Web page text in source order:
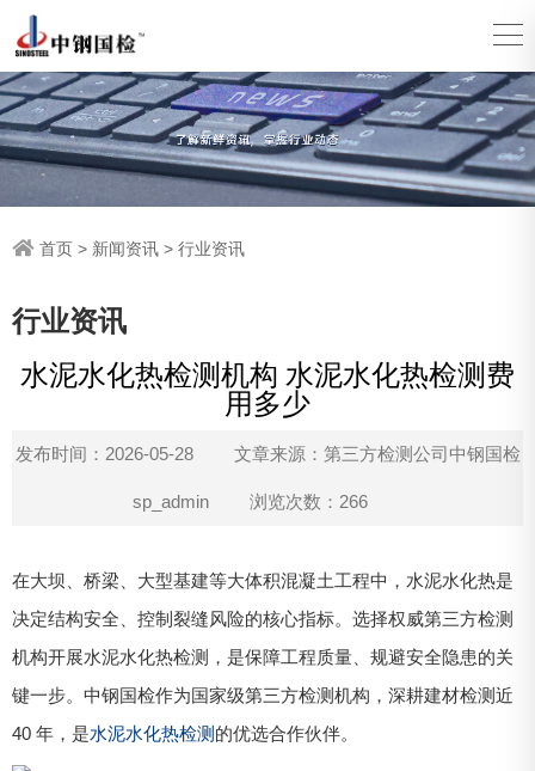
首页 > 新闻资讯 > 行业资讯
行业资讯
水泥水化热检测机构 水泥水化热检测费
用多少
发布时间：2026-05-28 文章来源：第三方检测公司中钢国检
sp_admin 浏览次数：266
在大坝、桥梁、大型基建等大体积混凝土工程中，水泥水化热是
决定结构安全、控制裂缝风险的核心指标。选择权威第三方检测
机构开展水泥水化热检测，是保障工程质量、规避安全隐患的关
键一步。中钢国检作为国家级第三方检测机构，深耕建材检测近
40 年，是水泥水化热检测 的优选合作伙伴。